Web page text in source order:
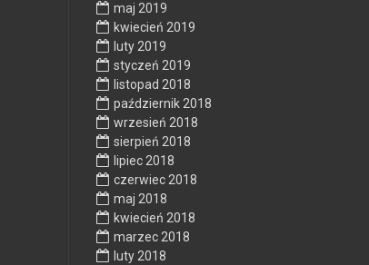
maj 2019
kwiecień 2019
luty 2019
styczeń 2019
listopad 2018
październik 2018
wrzesień 2018
sierpień 2018
lipiec 2018
czerwiec 2018
maj 2018
kwiecień 2018
marzec 2018
luty 2018